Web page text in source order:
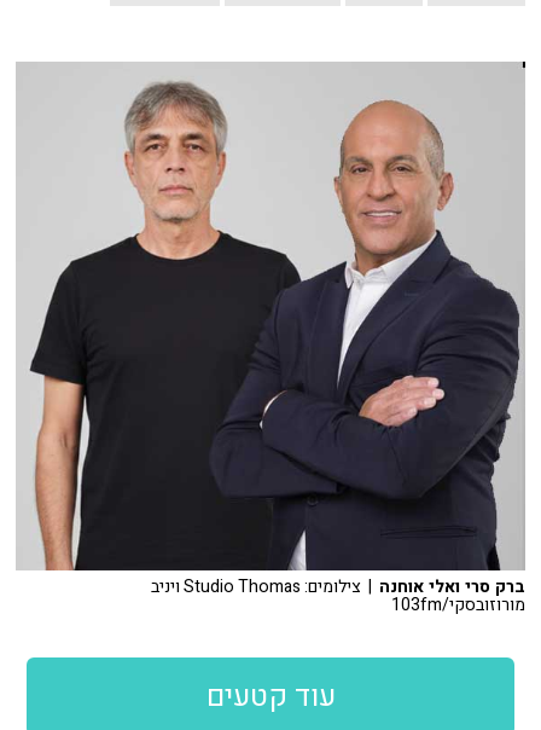
ברק סרי ואלי אוחנה | צילומים: Studio Thomas ויניב
מורוזובסקי/103fm
עוד קטעים